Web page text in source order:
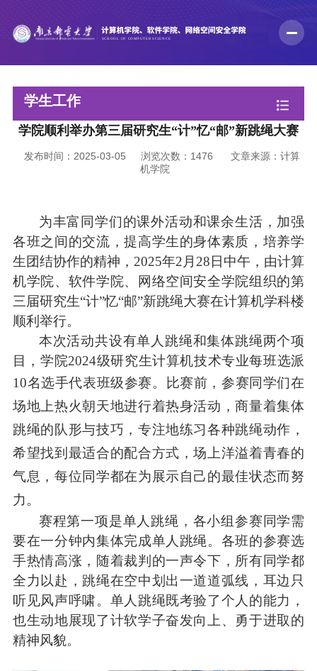
学生工作
学院顺利举办第三届研究生“计”忆“邮”新跳绳大赛
发布时间：2025-03-05 浏览次数： 1476
文章来源：计算
机学院
为丰富同学们的课外活动和课余生活，加强
各班之间的交流，提高学生的身体素质，培养学
生团结协作的精神， 2025年2 月 28 日中午，由计算
机学院、软件学院、网络空间安全学院组织的第
三届研究生“计”忆“邮”新跳绳大赛在计算机学科楼
顺利举行。
本次活动共设有单人跳绳和集体跳绳两个项
目，学院2024级研究生计算机技术专业每班选派
10名选手代表班级参赛。
比赛前，参赛同学们在
场地上热火朝天地进行着热身活动，商量着集体
跳绳的队形与技巧，专注地练习各种跳绳动作，
希望找到最适合的配合方式，场上洋溢着青春的
气息，每位同学都在为展示自己的最佳状态而努
力。
赛程第一项是单人跳绳，各小组参赛同学需
要在一分钟内集体完成单人跳绳。各班的参赛选
手热情高涨，随着裁判的一声令下，所有同学都
全力以赴，跳绳在空中划出一道道弧线，耳边只
听见风声呼啸。单人跳绳既考验了个人的能力，
也生动地展现了计软学子奋发向上、勇于进取的
精神风貌。